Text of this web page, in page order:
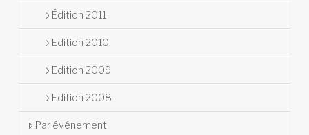
Édition 2011
Edition 2010
Edition 2009
Edition 2008
Par événement